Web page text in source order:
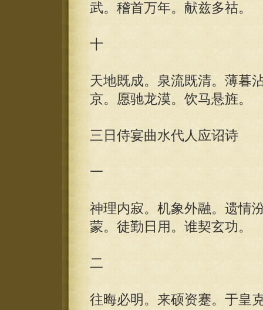
武。稽首万年。献兹多祜。
十
天地既成。泉流既清。薄暮
京。愿驰龙漠。饮马悬旌。
三日侍宴曲水代人应诏诗
一
神理内寂。机象外融。遗情
蒙。徒勤日用。谁契玄功。
二
往晦必明。来硕资蹇。于皇